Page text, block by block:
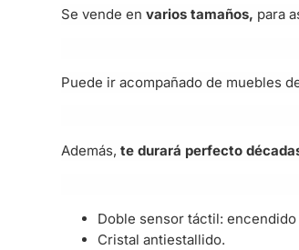
Se vende en varios tamaños, para
Puede ir acompañado de muebles
Además, te durará perfecto
Doble sensor táctil: encendido
Cristal antiestallido.